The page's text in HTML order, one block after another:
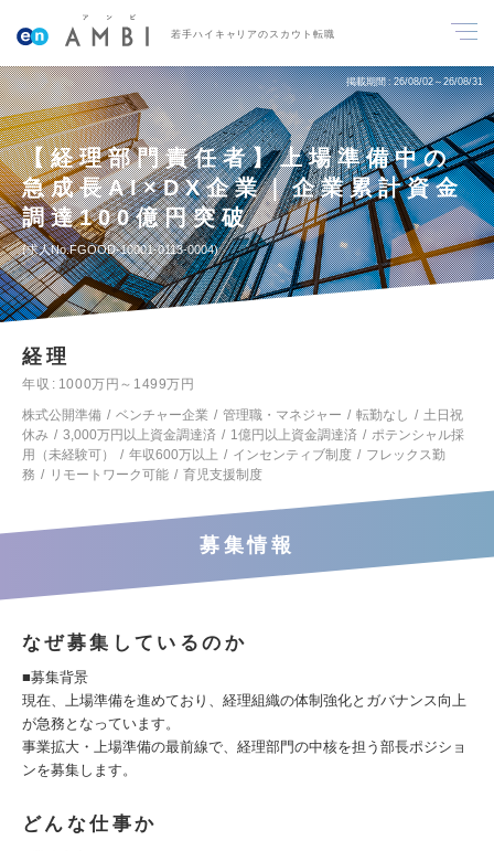
若手ハイキャリアのスカウト転職
掲載期間 26/08/02～26/08/31
【経理部門責任者】上場準備中の
急成長AI×DX企業｜企業累計資金
調達100億円突破
求人No.FGOOD-10001-0113-0004
経理
年収
1000万円～1499万円
株式公開準備
ベンチャー企業 管理職・マネジャー 転勤なし
土日祝
休み
3,000万円以上資金調達済 1億円以上資金調達済
ポテンシャル採
用（未経験可）
年収600万以上 インセンティブ制度
フレックス勤
務
リモートワーク可能 育児支援制度
募集情報
なぜ募集しているのか
■募集背景
現在、上場準備を進めており、経理組織の体制強化とガバナンス向上
が急務となっています。
事業拡大・上場準備の最前線で、経理部門の中核を担う部長ポジショ
ンを募集します。
どんな仕事か